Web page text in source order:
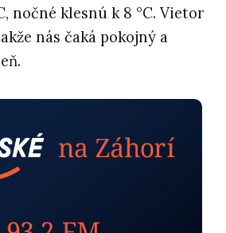
nočné klesnú k 8 °C. Vietor
nás čaká pokojný a